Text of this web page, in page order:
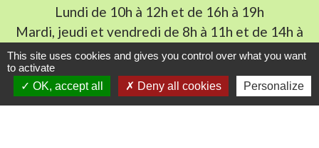
Lundi de 10h à 12h et de 16h à 19h
Mardi, jeudi et vendredi de 8h à 11h et de 14h à
16h (fermé le mercredi).
E-mail : mairie.danne-4-vents.57@orange.fr
This site uses cookies and gives you control over what you want
to activate
OK, accept all
Deny all cookies Personalize